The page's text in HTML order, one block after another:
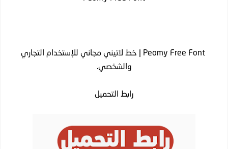
Peomy Free Font | خط لاتيني مجاني للإستخدام التجاري
والشخصي.
رابط التحميل